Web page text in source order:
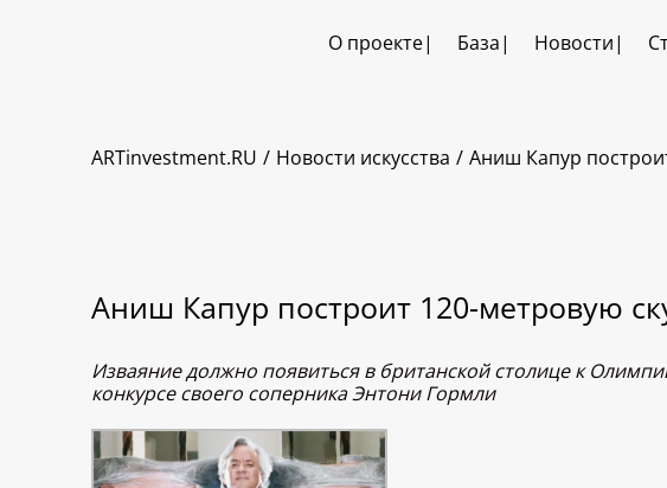
О проекте База Новости
ARTinvestment.RU Новости искусства Аниш Капур
Аниш Капур построит 120-метровую
Изваяние должно появиться в британской столице к
конкурсе своего соперника Энтони Гормли